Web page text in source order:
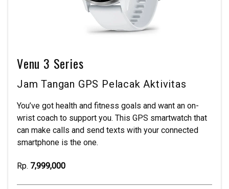
Venu 3 Series
Jam Tangan GPS Pelacak Aktivitas
You’ve got health and fitness goals and want an on-
wrist coach to support you. This GPS smartwatch that
can make calls and send texts with your connected
smartphone is the one.
Rp. 7,999,000